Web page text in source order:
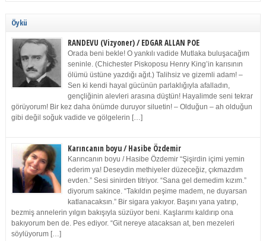
Öykü
RANDEVU (Vizyoner) / EDGAR ALLAN POE
Orada beni bekle! O yankılı vadide Mutlaka buluşacağım
seninle. (Chichester Piskoposu Henry King’in karısının
ölümü üstüne yazdığı ağıt.) Talihsiz ve gizemli adam! –
Sen ki kendi hayal gücünün parlaklığıyla afalladın,
gençliğinin alevleri arasına düştün! Hayalimde seni tekrar
görüyorum! Bir kez daha önümde duruyor siluetin! – Olduğun – ah olduğun
gibi değil soğuk vadide ve gölgelerin […]
Karıncanın boyu / Hasibe Özdemir
Karıncanın boyu / Hasibe Özdemir “Şişirdin içimi yemin
ederim ya! Deseydin methiyeler düzeceğiz, çıkmazdım
evden.” Sesi sinirden titriyor. “Sana gel demedim kızım.”
diyorum sakince. “Takıldın peşime madem, ne duyarsan
katlanacaksın.” Bir sigara yakıyor. Başını yana yatırıp,
bezmiş annelerin yılgın bakışıyla süzüyor beni. Kaşlarımı kaldırıp ona
bakıyorum ben de. Pes ediyor. “Git nereye atacaksan at, ben mezeleri
söylüyorum […]